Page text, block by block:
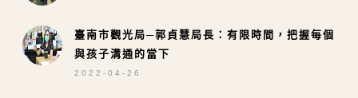
臺南市觀光局─郭貞慧局長：有限時間，把握每個
與孩子溝通的當下
2022-04-26